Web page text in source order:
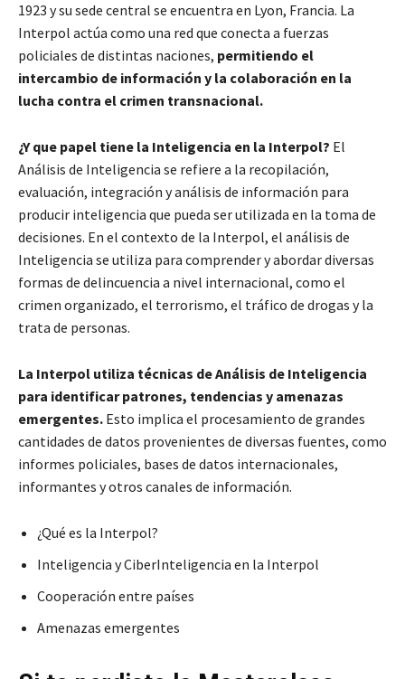
1923 y su sede central se encuentra en Lyon, Francia. La
Interpol actúa como una red que conecta a fuerzas
policiales de distintas naciones, permitiendo el
intercambio de información y la colaboración en la
lucha contra el crimen transnacional.
¿Y que papel tiene la Inteligencia en la Interpol? El
Análisis de Inteligencia se refiere a la recopilación,
evaluación, integración y análisis de información para
producir inteligencia que pueda ser utilizada en la toma de
decisiones. En el contexto de la Interpol, el análisis de
Inteligencia se utiliza para comprender y abordar diversas
formas de delincuencia a nivel internacional, como el
crimen organizado, el terrorismo, el tráfico de drogas y la
trata de personas.
La Interpol utiliza técnicas de Análisis de Inteligencia
para identificar patrones, tendencias y amenazas
emergentes. Esto implica el procesamiento de grandes
cantidades de datos provenientes de diversas fuentes, como
informes policiales, bases de datos internacionales,
informantes y otros canales de información.
¿Qué es la Interpol?
Inteligencia y CiberInteligencia en la Interpol
Cooperación entre países
Amenazas emergentes